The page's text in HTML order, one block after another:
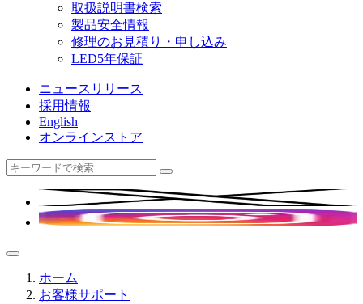
取扱説明書検索
製品安全情報
修理のお見積り・申し込み
LED5年保証
ニュースリリース
採用情報
English
オンラインストア
ホーム
お客様サポート